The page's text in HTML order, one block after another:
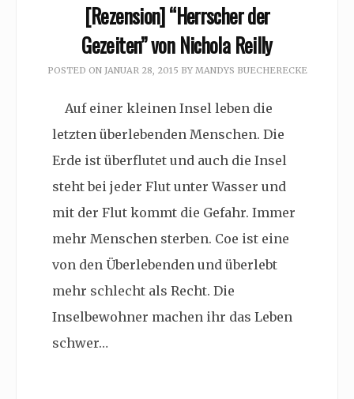
[Rezension] “Herrscher der
Gezeiten” von Nichola Reilly
POSTED ON JANUAR 28, 2015 BY MANDYS BUECHERECKE
Auf einer kleinen Insel leben die
letzten überlebenden Menschen. Die
Erde ist überflutet und auch die Insel
steht bei jeder Flut unter Wasser und
mit der Flut kommt die Gefahr. Immer
mehr Menschen sterben. Coe ist eine
von den Überlebenden und überlebt
mehr schlecht als Recht. Die
Inselbewohner machen ihr das Leben
schwer…